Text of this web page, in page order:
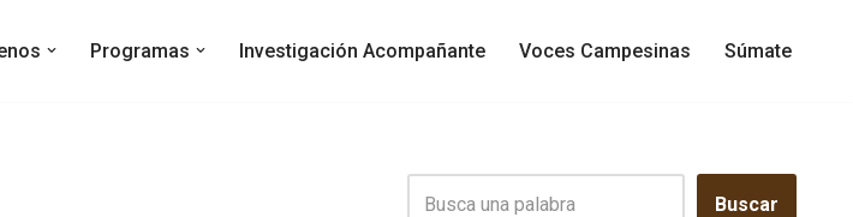
Programas Investigación Acompañante Voces Campesinas Súmate
Buscar